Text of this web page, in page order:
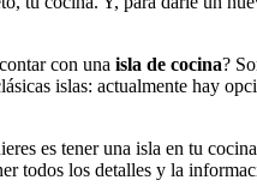
con una isla de cocina?
islas: actualmente hay
es tener una isla en tu
todos los detalles y la